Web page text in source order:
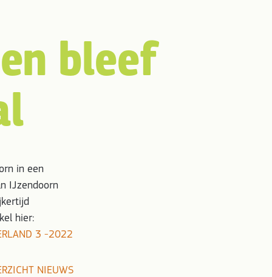
bleef
in een
IJzendoorn
hier:
3 -2022
NIEUWS